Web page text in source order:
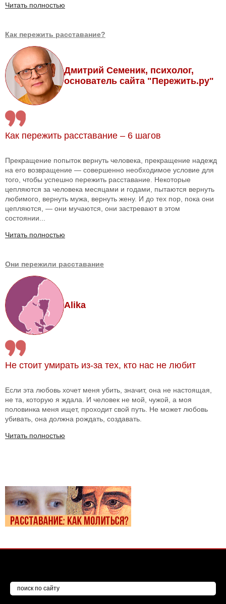
Читать полностью
Как пережить расставание?
Дмитрий Семеник, психолог,
основатель сайта "Пережить.ру"
Как пережить расставание – 6 шагов
Прекращение попыток вернуть человека, прекращение надежд
на его возвращение — совершенно необходимое условие для
того, чтобы успешно пережить расставание. Некоторые
цепляются за человека месяцами и годами, пытаются вернуть
любимого, вернуть мужа, вернуть жену. И до тех пор, пока они
цепляются, — они мучаются, они застревают в этом
состоянии...
Читать полностью
Они пережили расставание
Alika
Не стоит умирать из-за тех, кто нас не любит
Если эта любовь хочет меня убить, значит, она не настоящая,
не та, которую я ждала. И человек не мой, чужой, а моя
половинка меня ищет, проходит свой путь. Не может любовь
убивать, она должна рождать, создавать.
Читать полностью